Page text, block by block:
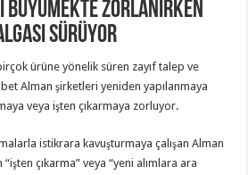
büyümekte zorlanırken
sürüyor
ürüne yönelik süren zayıf talep ve
Alman şirketleri yeniden yapılanmaya
veya işten çıkarmaya zorluyor.
istikrara kavuşturmaya çalışan Alman
çıkarma” veya “yeni alımlara ara